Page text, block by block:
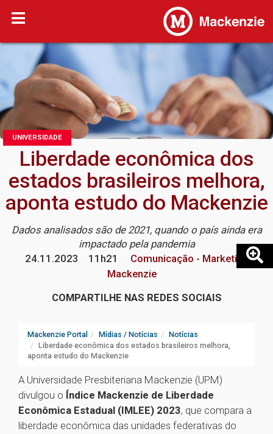
UNIVERSIDADE
Liberdade econômica dos
estados brasileiros melhora,
aponta estudo do Mackenzie
Dados analisados são de 2021, quando o país ainda era
impactado pela pandemia
24.11.2023
11h21
Comunicação - Marketing
Mackenzie
COMPARTILHE NAS REDES SOCIAIS
Mackenzie Portal Mídias / Notícias
Notícias
Liberdade econômica dos estados brasileiros melhora,
aponta estudo do Mackenzie
A Universidade Presbiteriana Mackenzie (UPM)
divulgou o Índice Mackenzie de Liberdade
Econômica Estadual (IMLEE) 2023, que compara a
liberdade econômica das unidades federativas do